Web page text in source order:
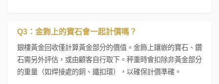
Q3：金飾上的寶石會一起計價嗎？
銀樓黃金回收僅計算黃金部分的價值。金飾上鑲嵌的寶石、鑽
石需另外評估，或由顧客自行取下。秤重時會扣除非黃金部分
的重量（如焊接處的銅、鐵扣環），以確保計價準確。